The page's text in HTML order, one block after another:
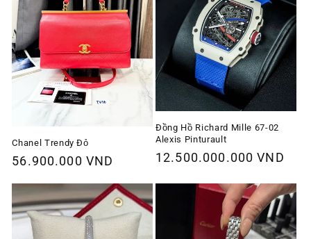
Chanel Trendy Đỏ
Giá
thường
56.900.000 VND
Đồng Hồ Richard Mille 67-02
Alexis Pinturault
Giá
thường
12.500.000.000 VND